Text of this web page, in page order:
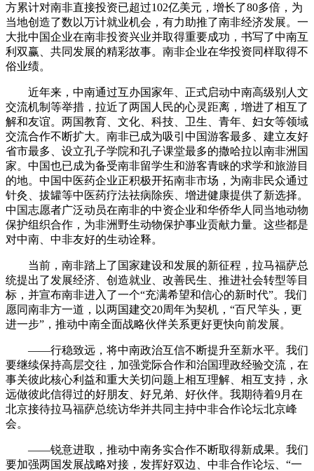
方累计对南非直接投资已超过102亿美元，增长了80多倍，为
当地创造了数以万计就业机会，有力助推了南非经济发展。一
大批中国企业在南非投资兴业并取得重要成功，书写了中南互
利双赢、共同发展的精彩故事。南非企业在华投资同样取得不
俗业绩。
近年来，中南通过互办国家年、正式启动中南高级别人文
交流机制等举措，拉近了两国人民的心灵距离，增进了相互了
解和友谊。两国教育、文化、科技、卫生、青年、妇女等领域
交流合作不断扩大。南非已成为吸引中国游客最多、建立友好
省市最多、设立孔子学院和孔子课堂最多的撒哈拉以南非洲国
家。中国也已成为备受南非留学生和游客青睐的求学和旅游目
的地。中国中医药企业正积极开拓南非市场，为南非民众通过
针灸、拔罐等中医药疗法祛病除疾、增进健康提供了新选择。
中国志愿者广泛动员在南非的中资企业和华侨华人同当地动物
保护组织合作，为非洲野生动物保护事业贡献力量。这些都是
对中南、中非友好的生动诠释。
当前，南非踏上了国家建设和发展的新征程，拉马福萨总
统提出了发展经济、创造就业、改善民生、推进社会转型等目
标，并宣布南非进入了一个“充满希望和信心的新时代”。我们
愿同南非方一道，以两国建交20周年为契机，“百尺竿头，更
进一步”，推动中南全面战略伙伴关系更好更快向前发展。
——行稳致远，将中南政治互信不断提升至新水平。我们
要继续保持高层交往，加强党际合作和治国理政经验交流，在
事关彼此核心利益和重大关切问题上相互理解、相互支持，永
远做彼此信得过的好朋友、好兄弟、好伙伴。我期待着9月在
北京接待拉马福萨总统访华并共同主持中非合作论坛北京峰
会。
——锐意进取，推动中南务实合作不断取得新成果。我们
要加强两国发展战略对接，发挥好双边、中非合作论坛、“一